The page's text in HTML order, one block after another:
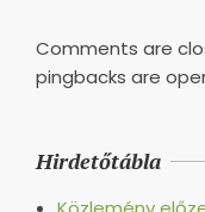
Comments are
pingbacks are
Hirdetőtábla